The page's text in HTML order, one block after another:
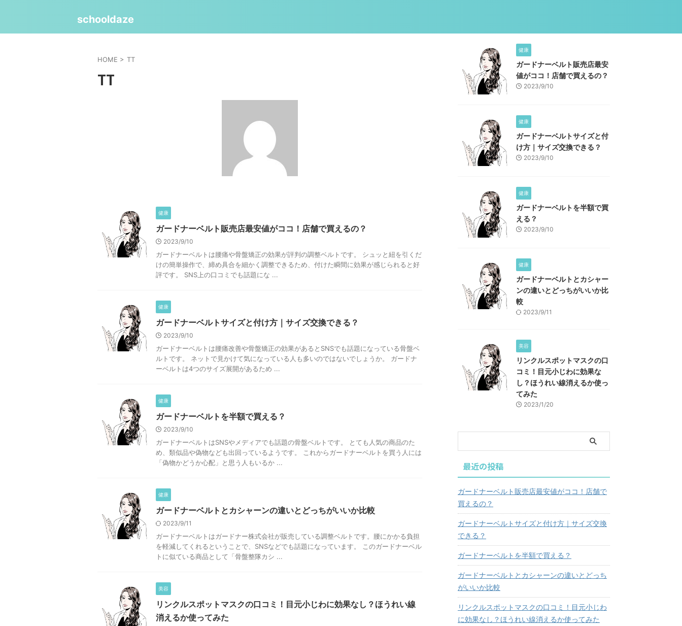
schooldaze
HOME > TT
TT
健康
ガードナーベルト販売店最安値がココ！店舗で買えるの？
2023/9/10
ガードナーベルトは腰痛や骨盤矯正の効果が評判の調整ベルトです。 シュッと紐を引くだ
けの簡単操作で、締め具合を細かく調整できるため、付けた瞬間に効果が感じられると好
評です。 SNS上の口コミでも話題にな ...
健康
ガードナーベルトサイズと付け方｜サイズ交換できる？
2023/9/10
ガードナーベルトは腰痛改善や骨盤矯正の効果があるとSNSでも話題になっている骨盤ベ
ルトです。 ネットで見かけて気になっている人も多いのではないでしょうか。 ガードナ
ーベルトは4つのサイズ展開があるため ...
健康
ガードナーベルトを半額で買える？
2023/9/10
ガードナーベルトはSNSやメディアでも話題の骨盤ベルトです。 とても人気の商品のた
め、類似品や偽物なども出回っているようです。 これからガードナーベルトを買う人には
「偽物かどうか心配」と思う人もいるか ...
健康
ガードナーベルトとカシャーンの違いとどっちがいいか比較
2023/9/11
ガードナーベルトはガードナー株式会社が販売している調整ベルトです。腰にかかる負担
を軽減してくれるということで、SNSなどでも話題になっています。 このガードナーベル
トに似ている商品として「骨盤整隊カシ ...
美容
リンクルスポットマスクの口コミ！目元小じわに効果なし？ほうれい線
消えるか使ってみた
健康
ガードナーベルト販売店最安
値がココ！店舗で買えるの？
2023/9/10
健康
ガードナーベルトサイズと付
け方｜サイズ交換できる？
2023/9/10
健康
ガードナーベルトを半額で買
える？
2023/9/10
健康
ガードナーベルトとカシャー
ンの違いとどっちがいいか比
較
2023/9/11
美容
リンクルスポットマスクの口
コミ！目元小じわに効果な
し？ほうれい線消えるか使っ
てみた
2023/1/20
最近の投稿
ガードナーベルト販売店最安値がココ！店舗で
買えるの？
ガードナーベルトサイズと付け方｜サイズ交換
できる？
ガードナーベルトを半額で買える？
ガードナーベルトとカシャーンの違いとどっち
がいいか比較
リンクルスポットマスクの口コミ！目元小じわ
に効果なし？ほうれい線消えるか使ってみた